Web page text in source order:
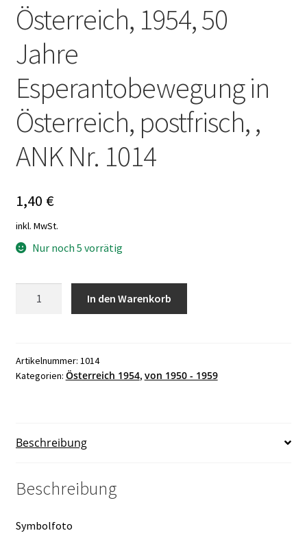
Österreich, 1954, 50
Jahre
Esperantobewegung in
Österreich, postfrisch, ,
ANK Nr. 1014
1,40 €
inkl. MwSt.
Nur noch 5 vorrätig
Esperantobewegung
in
ANK
Menge
In den Warenkorb
Artikelnummer: 1014
Kategorien: Österreich 1954, von 1950 - 1959
Beschreibung
Beschreibung
Symbolfoto